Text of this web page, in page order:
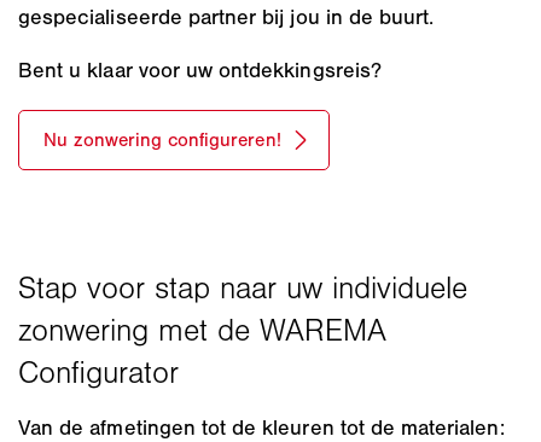
gespecialiseerde partner bij jou in de buurt.
Bent u klaar voor uw ontdekkingsreis?
Van de afmetingen tot de kleuren tot de materialen: